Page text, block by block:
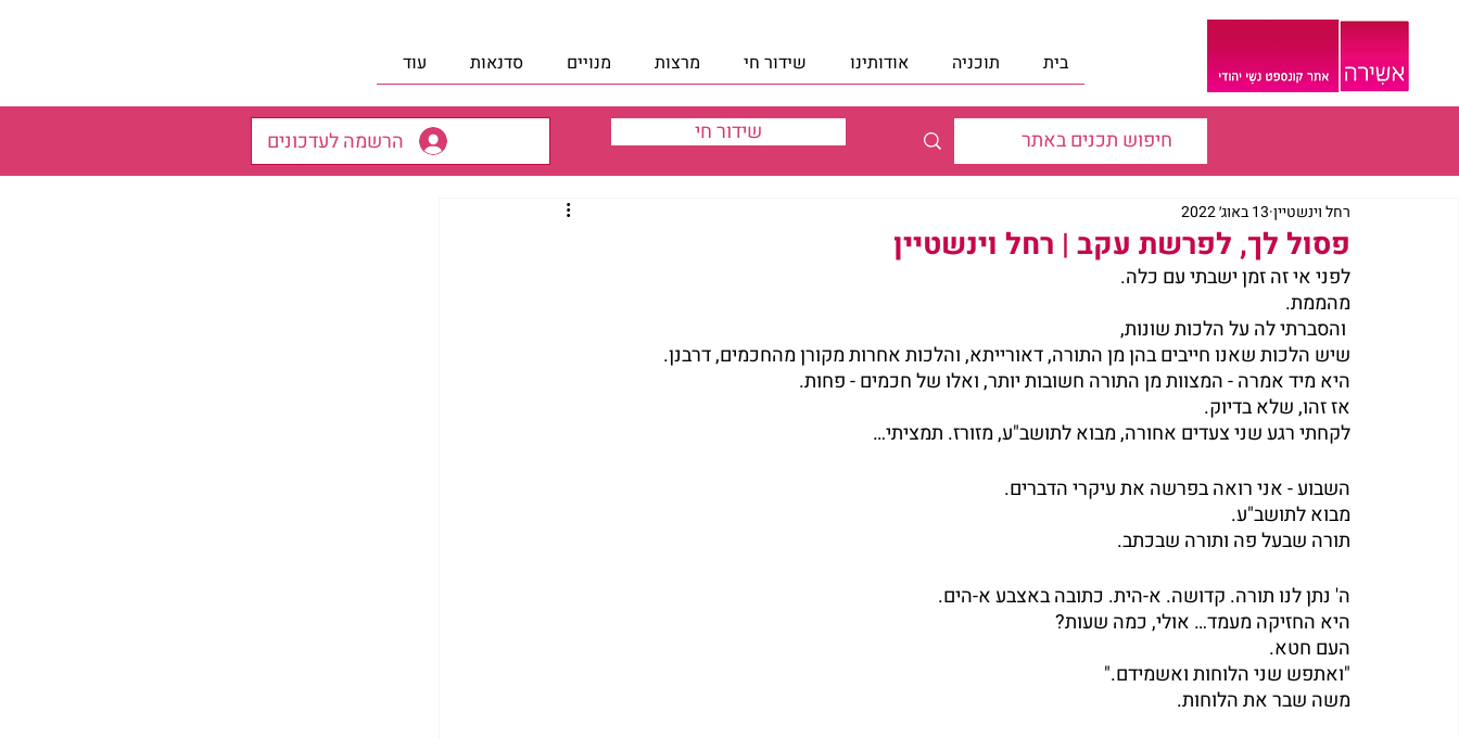
בית תוכניה אודותינו שידור חי מרצות מנויים סדנאות עוד
הרשמה לעדכונים שידור חי
פסול לך, לפרשת עקב | רחל וינשטיין
רחל וינשטיין 13 באוג׳ 2022
לפני אי זה זמן ישבתי עם כלה.
מהממת.
שיש הלכות שאנו חייבים בהןמן התורה, דאורייתא, והלכות אחרות מקורן מהחכמים, דרבנן.
היא מיד אמרה - המצוות מן התורה חשובות יותר, ואלו של חכמים - פחות.
אז זהו, שלא בדיוק.
לקחתי רגע שני צעדים אחורה, מבוא לתושב"ע, מזורז. תמציתי…
השבוע - אני רואה בפרשה את עיקרי הדברים.
מבוא לתושב"ע.
תורה שבעל פה ותורה שבכתב.
ה' נתן לנו תורה. קדושה. א-הית. כתובה באצבע א-הים.
היא החזיקה מעמד… אולי, כמה שעות?
העם חטא.
"ואתפש שני הלוחות ואשמידם."
משה שבר את הלוחות.